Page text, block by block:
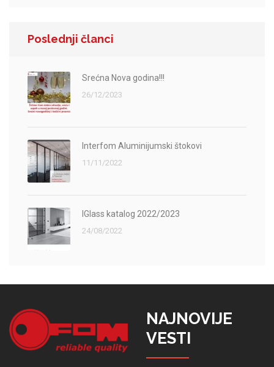
Poslednji članci
Srećna Nova godina!!!
26/12/2023
Interfom Aluminijumski štokovi
11/11/2022
IGlass katalog 2022/2023
24/08/2022
NAJNOVIJE
VESTI